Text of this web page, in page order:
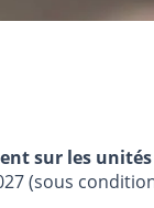
sur les
(sous